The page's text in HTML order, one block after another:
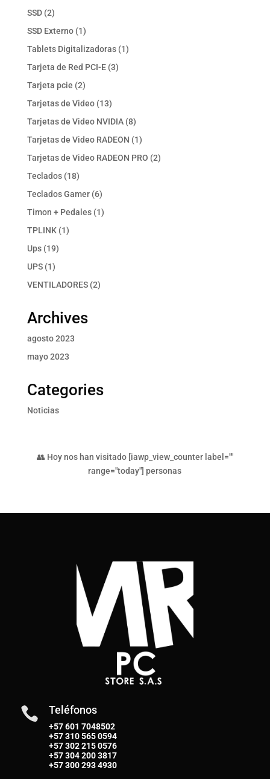
SSD 22
productos
SSD Externo 11
producto
Tablets Digitalizadoras 11
Tarjeta de Red PCI-E 33
Tarjeta pcie 22
productos
Tarjetas de Video 1313
productos
Tarjetas de Video NVIDIA 88
productos
Tarjetas de Video RADEON 11
producto
Tarjetas de Video RADEON PRO 22
Teclados 1818
productos
Teclados Gamer 66
productos
Timon + Pedales 11
TPLINK 11
Ups 1919
UPS 11
producto
VENTILADORES 22
Archives
agosto 2023
mayo 2023
Categories
Noticias
👥 Hoy nos han visitado [iawp_view_counter label=""
range="today"] personas
 Teléfonos
+57 601 7048502
+57310 565 0594
+57302 215 0576
+57304 200 3817
+57300 293 4930